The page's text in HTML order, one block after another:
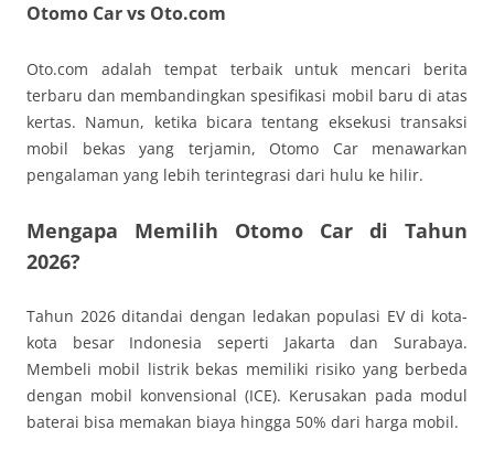
Otomo Car vs Oto.com
Oto.com adalah tempat terbaik untuk mencari berita
terbaru dan membandingkan spesifikasi mobil baru di atas
kertas. Namun, ketika bicara tentang eksekusi transaksi
mobil bekas yang terjamin, Otomo Car menawarkan
pengalaman yang lebih terintegrasi dari hulu ke hilir.
Mengapa Memilih Otomo Car di Tahun
2026?
Tahun 2026 ditandai dengan ledakan populasi EV di kota-
kota besar Indonesia seperti Jakarta dan Surabaya.
Membeli mobil listrik bekas memiliki risiko yang berbeda
dengan mobil konvensional (ICE). Kerusakan pada modul
baterai bisa memakan biaya hingga 50% dari harga mobil.